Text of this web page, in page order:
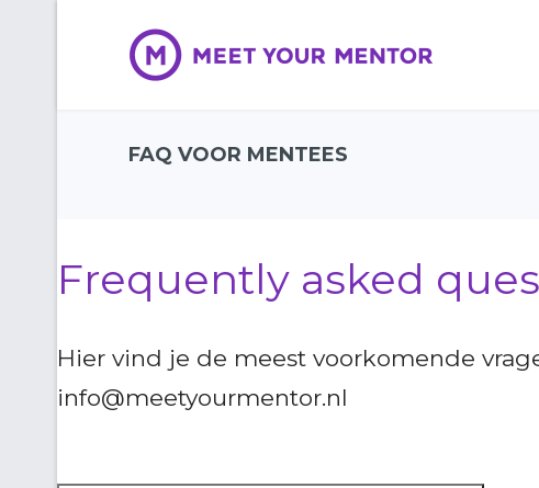
FAQ VOOR MENTEES
Frequently asked
Hier vind je de meest voorkomende
info@meetyourmentor.nl